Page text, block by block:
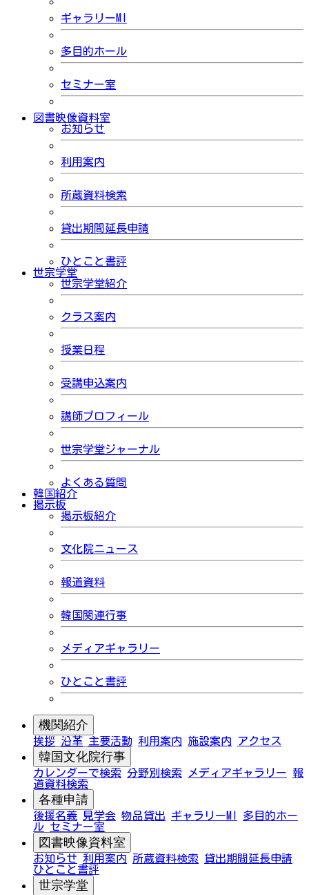
ギャラリーMI
多目的ホール
セミナー室
図書映像資料室
お知らせ
利用案内
所蔵資料検索
貸出期間延長申請
ひとこと書評
世宗学堂
世宗学堂紹介
クラス案内
授業日程
受講申込案内
講師プロフィール
世宗学堂ジャーナル
よくある質問
韓国紹介
掲示板
掲示板紹介
文化院ニュース
報道資料
韓国関連行事
メディアギャラリー
ひとこと書評
機関紹介
挨拶 沿革 主要活動 利用案内 施設案内 アクセス
韓国文化院行事
カレンダーで検索 分野別検索 メディアギャラリー 報
道資料検索
各種申請
後援名義 見学会 物品貸出 ギャラリーMI
多目的ホー
ル セミナー室
図書映像資料室
お知らせ 利用案内 所蔵資料検索
貸出期間延長申請
ひとこと書評
世宗学堂